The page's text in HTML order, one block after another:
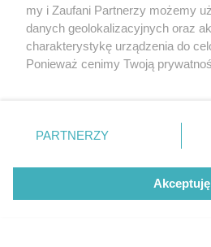
Nasze
Aktualności
Tcz24
Historia miasta
my i Zaufani Partnerzy możemy
danych geolokalizacyjnych oraz
charakterystykę urządzenia do
Ponieważ cenimy Twoją
znajdujący się w lewym dolnym
przetwarzaniu. Preferencje będą
PARTNERZY
Akceptuję